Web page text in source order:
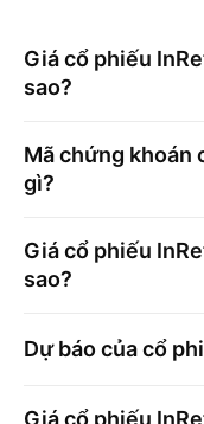
Giá cổ phiếu
sao?
Mã chứng khoán
gì?
Giá cổ phiếu
sao?
Dự báo của cổ
Giá cổ phiếu